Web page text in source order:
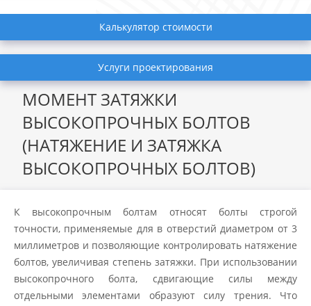
Калькулятор стоимости
Услуги проектирования
МОМЕНТ ЗАТЯЖКИ
ВЫСОКОПРОЧНЫХ БОЛТОВ
(НАТЯЖЕНИЕ И ЗАТЯЖКА
ВЫСОКОПРОЧНЫХ БОЛТОВ)
К высокопрочным болтам относят болты строгой
точности, применяемые для в отверстий диаметром от 3
миллиметров и позволяющие контролировать натяжение
болтов, увеличивая степень затяжки. При использовании
высокопрочного болта, сдвигающие силы между
отдельными элементами образуют силу трения. Что